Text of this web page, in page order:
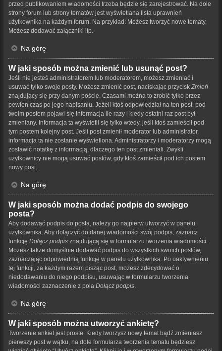
przed publikowaniem wiadomości trzeba będzie się zarejestrować. Na dole
strony forum lub strony tematów jest wyświetlana lista uprawnień
użytkownika na każdym forum. Na przykład: Możesz tworzyć nowe tematy,
Możesz dodawać załączniki itp.
Na górę
W jaki sposób można zmienić lub usunąć post?
Jeśli nie jesteś administratorem lub moderatorem, możesz zmieniać i
usuwać tylko swoje posty. Możesz zmienić post, naciskając przycisk Zmień
znajdujący się przy danym poście. Czasami można to zrobić tylko przez
pewien czas po jego napisaniu. Jeżeli ktoś odpowiedział na ten post, pod
twoim postem pojawi się informacja ile razy i kiedy ostatni raz post był
zmieniany. Informacja ta wyświetli się tylko wtedy, jeśli ktoś zamieścił pod
tym postem kolejny post. Jeśli post zmienił moderator lub administrator,
informacja ta nie zostanie wyświetlona. Administratorzy i moderatorzy mogą
zostawić notatkę z informacją, dlaczego ten post zmieniali. Zwykli
użytkownicy nie mogą usuwać postów, gdy ktoś zamieścił pod ich postem
nowy post.
Na górę
W jaki sposób można dodać podpis do swojego
posta?
Aby dodawać podpis do posta, należy go najpierw utworzyć w panelu
użytkownika. Aby dołączyć do danej wiadomości swój podpis, zaznacz
funkcję Dołącz podpis znajdującą się w formularzu tworzenia wiadomości.
Możesz także domyślnie dodawać podpis do wszystkich swoich postów,
zaznaczając odpowiednią funkcję w panelu użytkownika. Po uaktywnieniu
tej funkcji, za każdym razem pisząc post, możesz zdecydować o
niedodawaniu do niego podpisu, usuwając w formularzu tworzenia
wiadomości zaznaczenie z pola Dołącz podpis
Na górę
W jaki sposób można utworzyć ankietę?
Tworzenie ankiet jest proste. Kiedy tworzysz nowy temat bądź zmieniasz
pierwszy post w wątku, na dole formularza tworzenia tematu będziesz